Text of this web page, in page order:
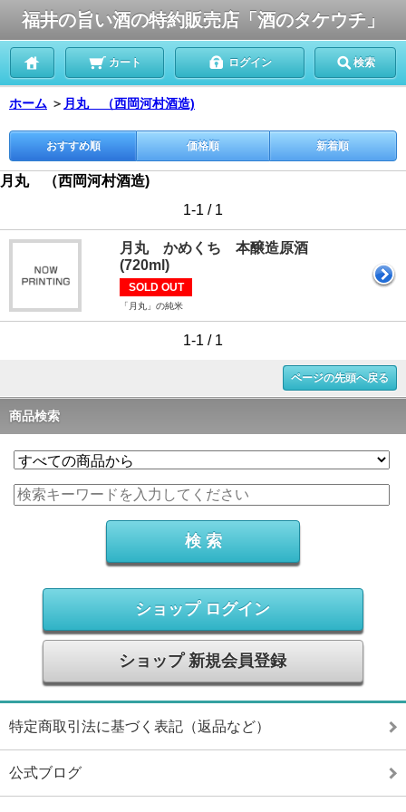
福井の旨い酒の特約販売店「酒のタケウチ」
カート ログイン 検索
ホーム ＞ 月丸 （西岡河村酒造)
おすすめ順 価格順 新着順
月丸 （西岡河村酒造)
1-1 / 1
月丸 かめくち 本醸造原酒
(720ml)
SOLD OUT
「月丸」の純米
1-1 / 1
ページの先頭へ戻る
商品検索
ショップ ログイン
ショップ 新規会員登録
特定商取引法に基づく表記（返品など）
公式ブログ